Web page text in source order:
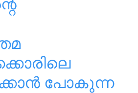
പോകുന്ന